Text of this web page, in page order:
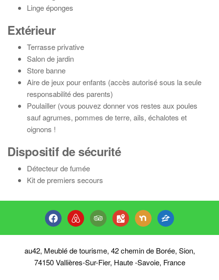
Linge éponges
Extérieur
Terrasse privative
Salon de jardin
Store banne
Aire de jeux pour enfants (accès autorisé sous la seule
responsabilité des parents)
Poulailler (vous pouvez donner vos restes aux poules
sauf agrumes, pommes de terre, ails, échalotes et
oignons !
Dispositif de sécurité
Détecteur de fumée
Kit de premiers secours
facebookairbnb tripadvisorgoogle-
maps
nextdoorzillow
au42, Meublé de tourisme, 42 chemin de Borée, Sion,
74150 Vallières-Sur-Fier, Haute -Savoie, France